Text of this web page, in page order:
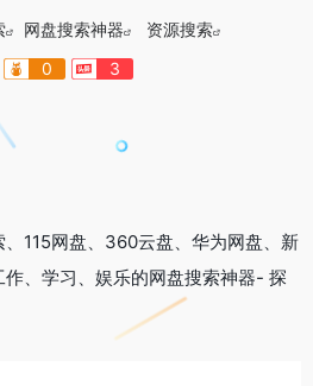
网盘搜索神器
资源搜索
0 3
115网盘、360云盘、华为网盘、新
、学习、娱乐的网盘搜索神器- 探